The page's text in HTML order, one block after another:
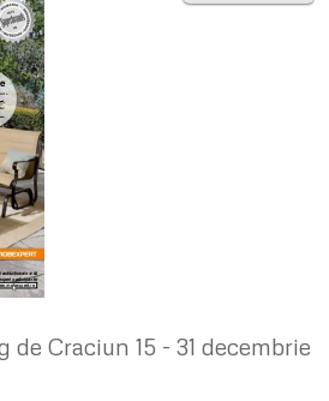
de Craciun 15 - 31 decembrie